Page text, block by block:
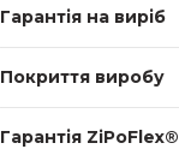
Гарантія на виріб
Покриття виробу
Гарантія ZiPoFlex®